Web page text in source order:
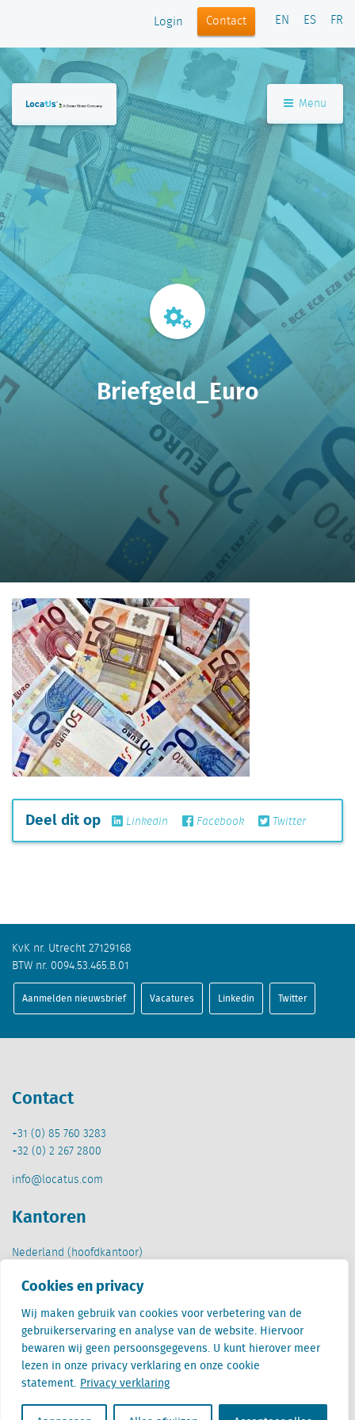
Cookies en privacy
Wij maken gebruik van cookies voor verbetering van de
gebruikerservaring en analyse van de website. Hiervoor
bewaren wij geen persoonsgegevens. U kunt hierover meer
lezen in onze privacy verklaring en onze cookie
statement. Privacy verklaring
Login Contact EN ES FR
Menu
Briefgeld_Euro
Deel dit op Linkedin Facebook Twitter
KvK nr. Utrecht 27129168
BTW nr. 0094.53.465.B.01
Aanmelden nieuwsbrief Vacatures Linkedin Twitter
Contact
+31 (0) 85 760 3283
+32 (0) 2 267 2800
info@locatus.com
Kantoren
Nederland (hoofdkantoor)
Stationsplein 32
3511 ED Utrecht
België
Cantersteen 47
1000 Brussel